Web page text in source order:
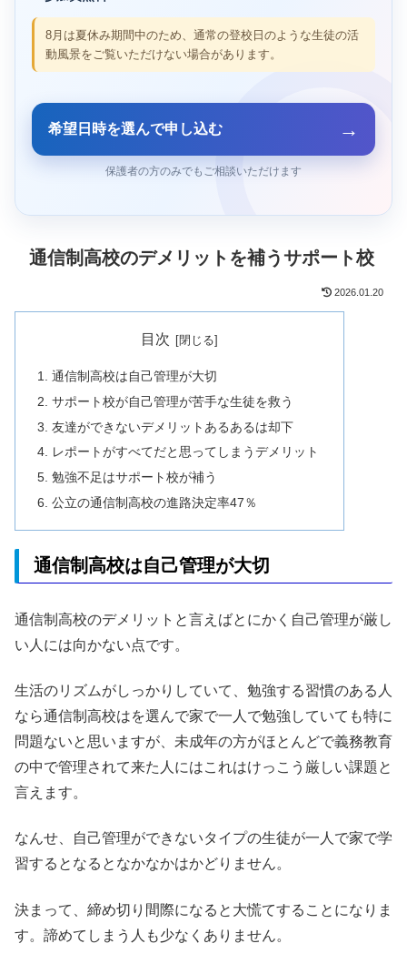
8月は夏休み期間中のため、通常の登校日のような生徒の活
動風景をご覧いただけない場合があります。
希望日時を選んで申し込む →
保護者の方のみでもご相談いただけます
通信制高校のデメリットを補うサポート校
2026.01.20
目次
通信制高校は自己管理が大切
サポート校が自己管理が苦手な生徒を救う
友達ができないデメリットあるあるは却下
レポートがすべてだと思ってしまうデメリット
勉強不足はサポート校が補う
公立の通信制高校の進路決定率47％
通信制高校は自己管理が大切
通信制高校のデメリットと言えばとにかく自己管理が厳し
い人には向かない点です。
生活のリズムがしっかりしていて、勉強する習慣のある人
なら通信制高校はを選んで家で一人で勉強していても特に
問題ないと思いますが、未成年の方がほとんどで義務教育
の中で管理されて来た人にはこれはけっこう厳しい課題と
言えます。
なんせ、自己管理ができないタイプの生徒が一人で家で学
習するとなるとなかなかはかどりません。
決まって、締め切り間際になると大慌てすることになりま
す。諦めてしまう人も少なくありません。